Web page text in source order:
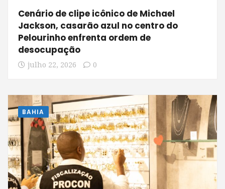
Cenário de clipe icônico de Michael
Jackson, casarão azul no centro do
Pelourinho enfrenta ordem de
desocupação
julho 22, 2026 0
BAHIA